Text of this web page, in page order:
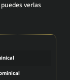
verlas